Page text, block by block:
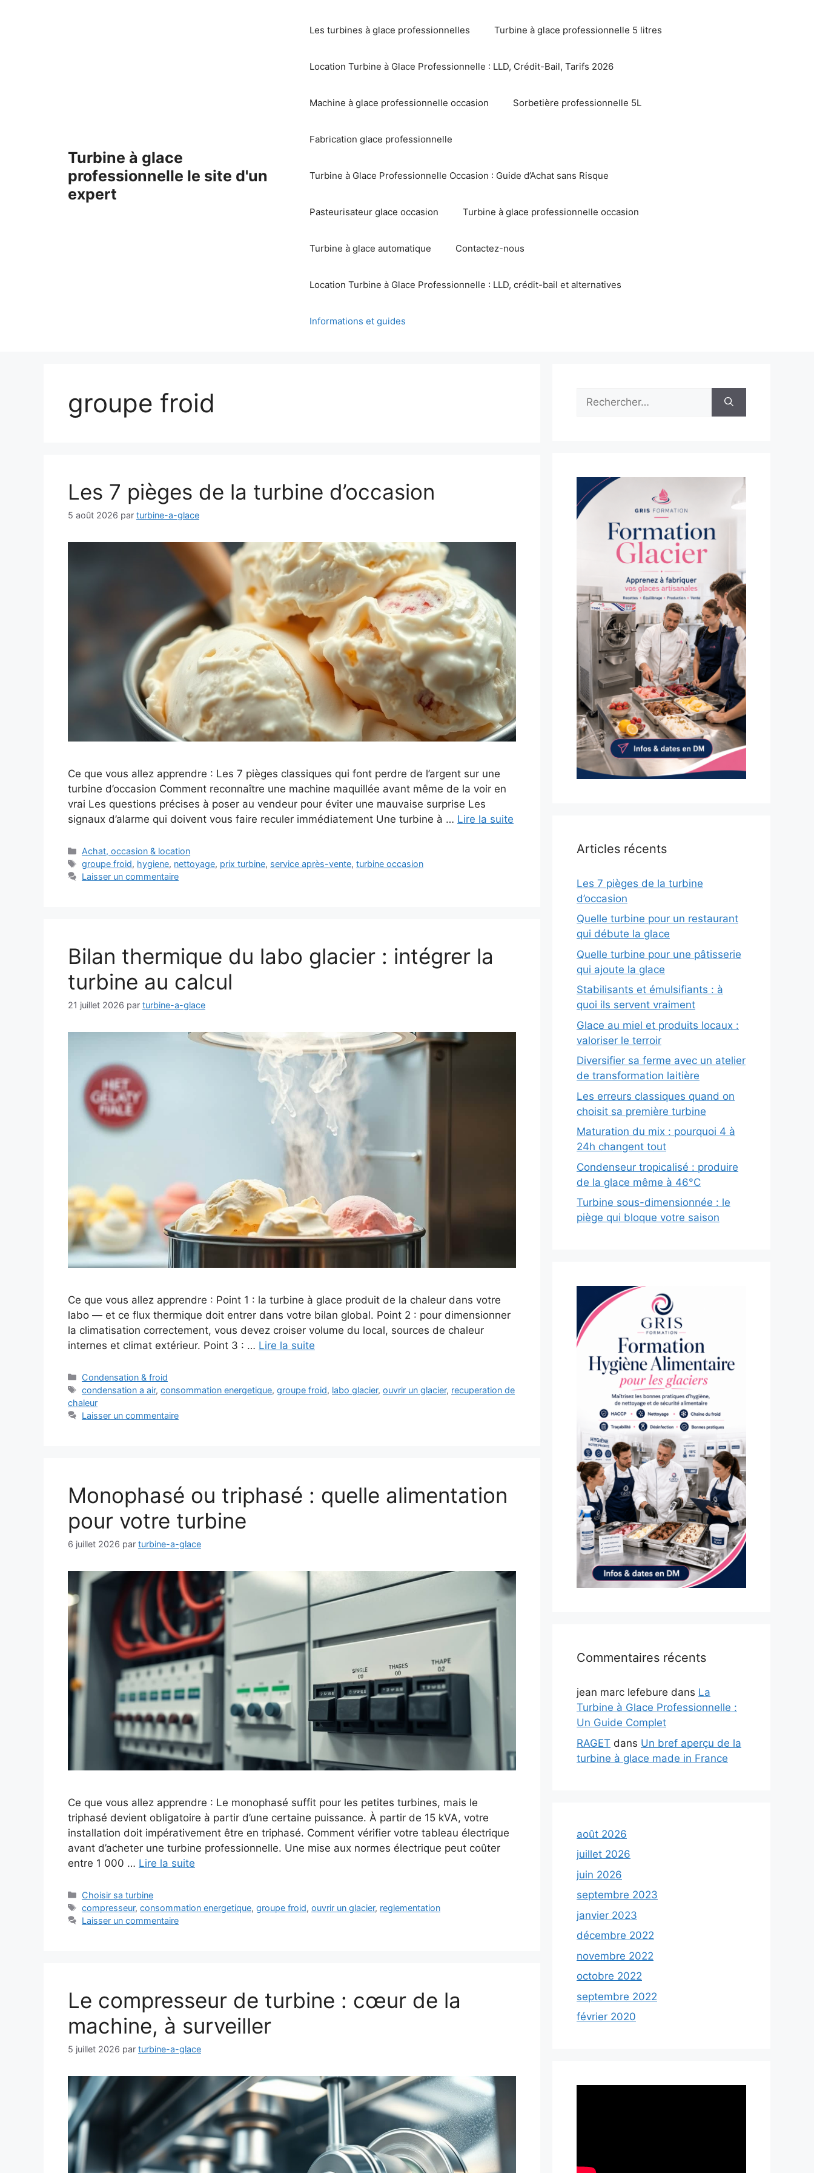
Turbine à glace
professionnelle le site d'un
expert
Les turbines à glace professionnelles Turbine à glace professionnelle 5 litres
Location Turbine à Glace Professionnelle : LLD, Crédit-Bail, Tarifs 2026
Machine à glace professionnelle occasion Sorbetière professionnelle 5L
Fabrication glace professionnelle
Turbine à Glace Professionnelle Occasion : Guide d’Achat sans Risque
Pasteurisateur glace occasion Turbine à glace professionnelle occasion
Turbine à glace automatique Contactez-nous
Location Turbine à Glace Professionnelle : LLD, crédit-bail et alternatives
Informations et guides
groupe froid
Les 7 pièges de la turbine d’occasion
5 août 2026 par turbine-a-glace
Ce que vous allez apprendre : Les 7 pièges classiques qui font perdre de l’argent sur une
turbine d’occasion Comment reconnaître une machine maquillée avant même de la voir en
vrai Les questions précises à poser au vendeur pour éviter une mauvaise surprise Les
signaux d’alarme qui doivent vous faire reculer immédiatement Une turbine à … Lire la suite
Catégories
Achat, occasion & location
Étiquettes
groupe froid, hygiene, nettoyage, prix turbine, service après-vente,turbine occasion
Laisser un commentaire
Bilan thermique du labo glacier : intégrer la
turbine au calcul
21 juillet 2026 par turbine-a-glace
Ce que vous allez apprendre : Point 1 : la turbine à glace produit de la chaleur dans votre
labo — et ce flux thermique doit entrer dans votre bilan global. Point 2 : pour dimensionner
la climatisation correctement, vous devez croiser volume du local, sources de chaleur
internes et climat extérieur. Point 3 : … Lire la suite
Catégories
Condensation & froid
Étiquettes
condensation a air,consommation energetique,groupe froid, labo glacier,ouvrir un glacier, recuperation de
chaleur
Laisser un commentaire
Monophasé ou triphasé : quelle alimentation
pour votre turbine
6 juillet 2026 par turbine-a-glace
Ce que vous allez apprendre : Le monophasé suffit pour les petites turbines, mais le
triphasé devient obligatoire à partir d’une certaine puissance. À partir de 15 kVA, votre
installation doit impérativement être en triphasé. Comment vérifier votre tableau électrique
avant d’acheter une turbine professionnelle. Une mise aux normes électrique peut coûter
entre 1 000 … Lire la suite
Catégories
Choisir sa turbine
Étiquettes
compresseur,consommation energetique,groupe froid,ouvrir un glacier, reglementation
Laisser un commentaire
Le compresseur de turbine : cœur de la
machine, à surveiller
5 juillet 2026 par turbine-a-glace
Rechercher :
Articles récents
Les 7 pièges de la turbine
d’occasion
Quelle turbine pour un restaurant
qui débute la glace
Quelle turbine pour une pâtisserie
qui ajoute la glace
Stabilisants et émulsifiants : à
quoi ils servent vraiment
Glace au miel et produits locaux :
valoriser le terroir
Diversifier sa ferme avec un atelier
de transformation laitière
Les erreurs classiques quand on
choisit sa première turbine
Maturation du mix : pourquoi 4 à
24h changent tout
Condenseur tropicalisé : produire
de la glace même à 46°C
Turbine sous-dimensionnée : le
piège qui bloque votre saison
Commentaires récents
jean marc lefebure dans La
Turbine à Glace Professionnelle :
Un Guide Complet
RAGET dans Un bref aperçu de la
turbine à glace made in France
août 2026
juillet 2026
juin 2026
septembre 2023
janvier 2023
décembre 2022
novembre 2022
octobre 2022
septembre 2022
février 2020